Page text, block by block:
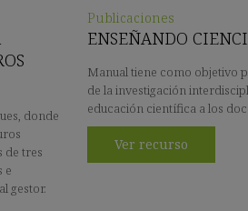
donde
de tres
e
gestor.
Publicaciones
ENSEÑANDO
Manual tiene como objetivo
de la investigación
educación científica a los
Ver recurso